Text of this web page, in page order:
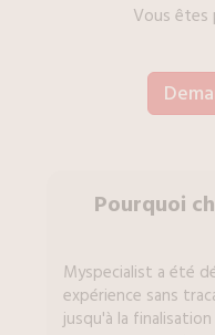
Vous
Pourquoi
Myspecialist a été
expérience sans
jusqu'à la